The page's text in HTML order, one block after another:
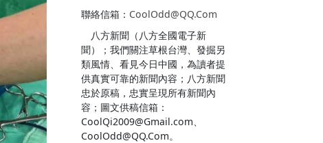
聯絡信箱： CoolOdd@QQ.Com
八方新聞（八方全國電子新
聞）；我們關注草根台灣、發掘另
類風情、看見今日中國，為讀者提
供真實可靠的新聞內容；八方新聞
忠於原稿，忠實呈現所有新聞內
容；圖文供稿信箱：
CoolQi2009@Gmail.com、
CoolOdd@QQ.Com。